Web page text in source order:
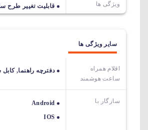
ویژگی ها قابلیت تغییر طرح
سایر ویژگی ها
اقلام همراه
ساعت هوشمند
دفترچه راهنما,
سازگار با
Android
IOS